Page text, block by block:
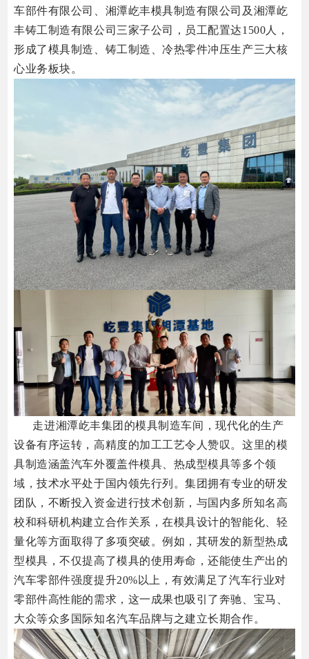
车部件有限公司、湘潭屹丰模具制造有限公司及湘潭屹
丰铸工制造有限公司三家子公司，员工配置达1500人，
形成了模具制造、铸工制造、冷热零件冲压生产三大核
心业务板块。
走进湘潭屹丰集团的模具制造车间，现代化的生产
设备有序运转，高精度的加工工艺令人赞叹。这里的模
具制造涵盖汽车外覆盖件模具、热成型模具等多个领
域，技术水平处于国内领先行列。集团拥有专业的研发
团队，不断投入资金进行技术创新，与国内多所知名高
校和科研机构建立合作关系，在模具设计的智能化、轻
量化等方面取得了多项突破。例如，其研发的新型热成
型模具，不仅提高了模具的使用寿命，还能使生产出的
汽车零部件强度提升20%以上，有效满足了汽车行业对
零部件高性能的需求，这一成果也吸引了奔驰、宝马、
大众等众多国际知名汽车品牌与之建立长期合作。